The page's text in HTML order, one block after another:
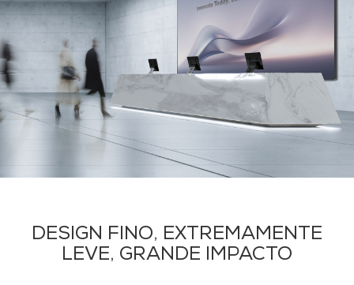
DESIGN FINO, EXTREMAMENTE
LEVE, GRANDE IMPACTO